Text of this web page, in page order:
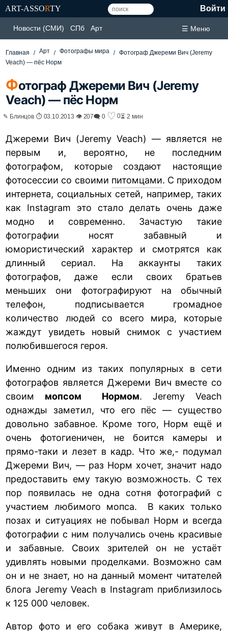
ART-ASSORTY Войти
Новости (СМИ) СПб Арт ☰ Меню
Главная Арт Фотографы мира
Фотограф Джереми Вич (Jeremy
Veach) — пёс Норм
Фотограф Джереми Вич (Jeremy
Veach) — пёс Норм
✎ Блинцов ⏱ 03.10.2013 👁 207🗨 0 ♡ 0⏳ 2 мин
Джереми Вич (Jeremy Veach) — является не
первым и, вероятно, не последним
фотографом, которые создают настоящие
фотосессии со своими питомцами. С приходом
интернета, социальных сетей, например, таких
как Instagram это стало делать очень даже
модно и современно. Зачастую такие
фотографии носят забавный и
юмористический характер и смотрятся как
длинный сериал. На аккаунты таких
фотографов, даже если своих братьев
меньших они фотографируют на обычный
телефон, подписывается громадное
количество людей со всего мира, которые
жаждут увидеть новый снимок с участием
полюбившегося героя.
Именно одним из таких популярных в сети
фотографов является Джереми Вич вместе со
своим мопсом Нормом. Jeremy Veach
однажды заметил, что его пёс — существо
довольно забавное. Кроме того, Норм ещё и
очень фотогиеничен, не боится камеры и
прямо-таки и лезет в кадр. Что же,- подумал
Джереми Вич, — раз Норм хочет, значит надо
предоставить ему такую возможность. С тех
пор появилась не одна сотня фотографий с
участием любимого мопса. В каких только
позах и ситуациях не побывал Норм и всегда
фотографии с ним получались очень красивые
и забавные. Своих зрителей он не устаёт
удивлять новыми проделками. Возможно сам
он и не знает, но на данный момент читателей
блога Jeremy Veach в Instagram приблизилось
к 125 000 человек.
Автор фото и его собака живут в Америке,